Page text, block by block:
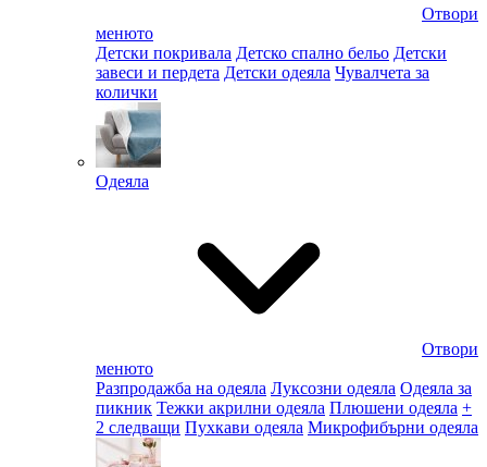
Отвори
менюто
Детски покривала Детско спално бельо Детски
завеси и пердета Детски одеяла Чувалчета за
колички
Одеяла
Отвори
менюто
Разпродажба на одеяла Луксозни одеяла Одеяла за
пикник Тежки акрилни одеяла Плюшени одеяла +
2 следващи Пухкави одеяла Микрофибърни одеяла